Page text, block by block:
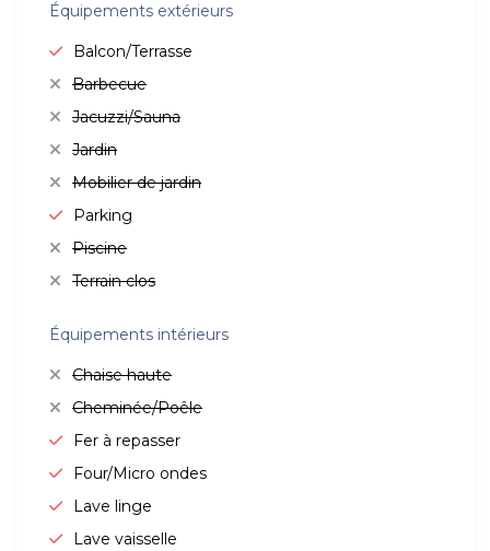
Équipements extérieurs
Balcon/Terrasse
Barbecue
Jacuzzi/Sauna
Jardin
Mobilier de jardin
Parking
Piscine
Terrain clos
Équipements intérieurs
Chaise haute
Cheminée/Poêle
Fer à repasser
Four/Micro ondes
Lave linge
Lave vaisselle